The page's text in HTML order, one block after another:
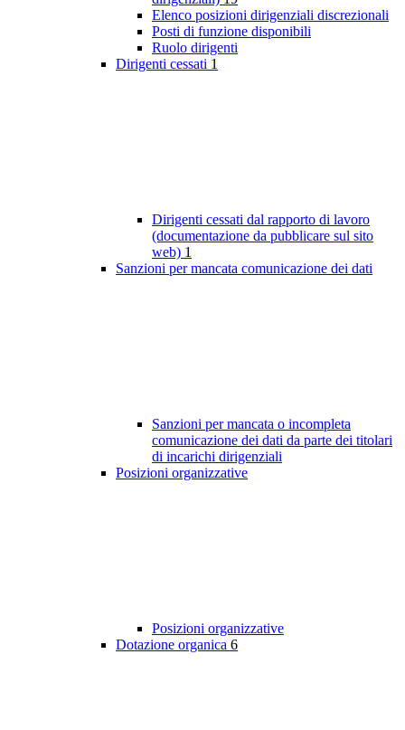
Elenco posizioni dirigenziali discrezionali
Posti di funzione disponibili
Ruolo dirigenti
Dirigenti cessati 1
Dirigenti cessati dal rapporto di lavoro
(documentazione da pubblicare sul sito
web) 1
Sanzioni per mancata comunicazione dei dati
Sanzioni per mancata o incompleta
comunicazione dei dati da parte dei titolari
di incarichi dirigenziali
Posizioni organizzative
Posizioni organizzative
Dotazione organica 6